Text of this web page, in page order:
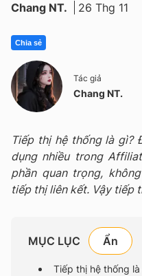
Chang NT. 26 Thg 11
Chia sẻ
Tác giả
Chang NT.
Tiếp thị hệ thống là gì?
dụng nhiều trong
phần quan trọng,
tiếp thị liên kết. Vậy tiếp
MỤC LỤC
Tiếp thị hệ thống là